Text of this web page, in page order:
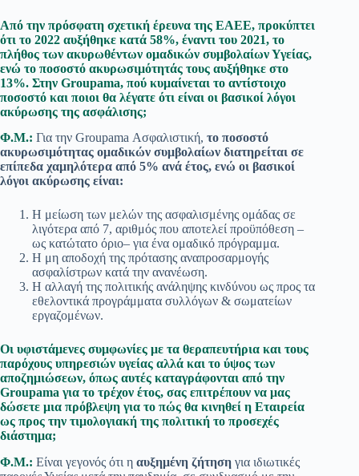
Από την πρόσφατη σχετική έρευνα της ΕΑΕΕ, προκύπτει
ότι το 2022 αυξήθηκε κατά 58%, έναντι του 2021, το
πλήθος των ακυρωθέντων ομαδικών συμβολαίων Υγείας,
ενώ το ποσοστό ακυρωσιμότητάς τους αυξήθηκε στο
13%. Στην Groupama, πού κυμαίνεται το αντίστοιχο
ποσοστό και ποιοι θα λέγατε ότι είναι οι βασικοί λόγοι
ακύρωσης της ασφάλισης;
Φ.Μ.: Για την Groupama Ασφαλιστική, το ποσοστό
ακυρωσιμότητας ομαδικών συμβολαίων διατηρείται σε
επίπεδα χαμηλότερα από 5% ανά έτος, ενώ οι βασικοί
λόγοι ακύρωσης είναι:
Η μείωση των μελών της ασφαλισμένης ομάδας σε
λιγότερα από 7, αριθμός που αποτελεί προϋπόθεση –
ως κατώτατο όριο– για ένα ομαδικό πρόγραμμα.
Η μη αποδοχή της πρότασης αναπροσαρμογής
ασφαλίστρων κατά την ανανέωση.
Η αλλαγή της πολιτικής ανάληψης κινδύνου ως προς τα
εθελοντικά προγράμματα συλλόγων & σωματείων
εργαζομένων.
Οι υφιστάμενες συμφωνίες με τα θεραπευτήρια και τους
παρόχους υπηρεσιών υγείας αλλά και το ύψος των
αποζημιώσεων, όπως αυτές καταγράφονται από την
Groupama για το τρέχον έτος, σας επιτρέπουν να μας
δώσετε μια πρόβλεψη για το πώς θα κινηθεί η Εταιρεία
ως προς την τιμολογιακή της πολιτική το προσεχές
διάστημα;
Φ.Μ.: Είναι γεγονός ότι η αυξημένη ζήτηση για ιδιωτικές